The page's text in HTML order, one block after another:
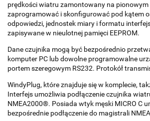
prędkości wiatru zamontowany na pionowym
zaprogramować i skonfigurować pod kątem
odpowiedzi, jednostek miary i formatu
zapisywane w nieulotnej pamięci EEPROM.
Dane czujnika mogą być bezpośrednio
komputer PC lub dowolne programowalne
portem szeregowym RS232. Protokół
WindyPlug, które znajduje się w komplecie,
Interfejs umożliwia podłączenie czujnika
NMEA2000®. Posiada wtyk męski MICRO C
bezpośrednie podłączenie do magistrali